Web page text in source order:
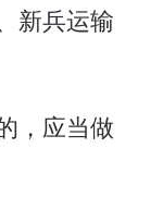
新兵运输
，应当做